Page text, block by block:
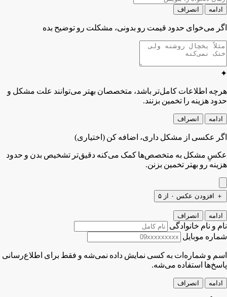
ادامه انصراف
اگر می‌خوای حدود قیمت رو بدونی، مشکلت رو توضیح بده
✦
هرچه اطلاعات کامل‌تر باشد، متخصصان بهتر می‌توانند علت مشکل و
حدود هزینه را تخمین بزنند.
ادامه انصراف
اگر عکسی از مشکل داری، اضافه کن (اختیاری)
عکسِ مشکل به متخصص‌ها کمک می‌کنه دقیق‌تر تشخیص بدن و حدود
هزینه رو بهتر تخمین بزنن.
＋ ۰ از ۵
ادامه انصراف
نام و نام خانوادگی
شماره موبایل
اسم و شماره‌ات به کسی نمایش داده نمی‌شه و فقط برای اطلاع‌رسانی
پاسخ‌ها استفاده می‌شه.
ادامه انصراف